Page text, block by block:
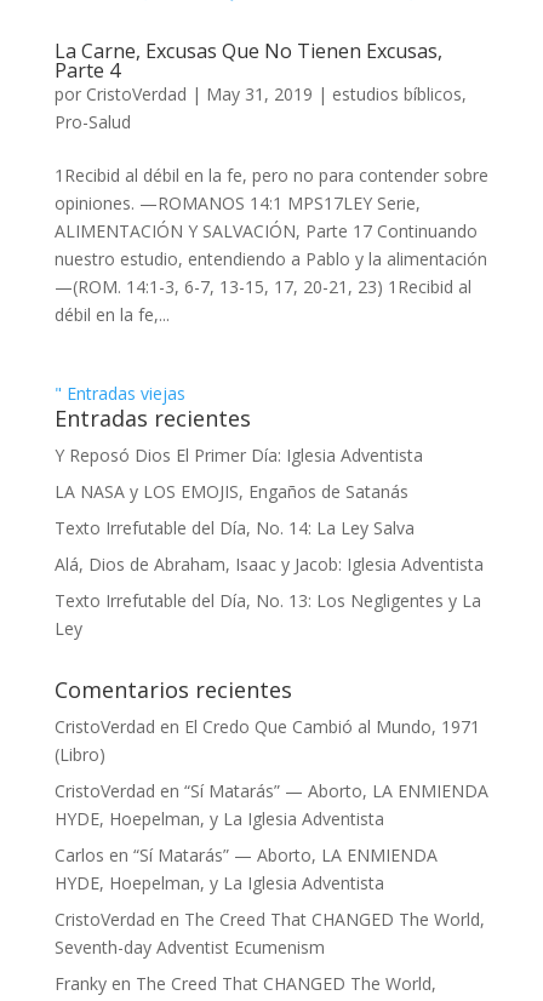
La Carne, Excusas Que No Tienen Excusas,
Parte 4
por CristoVerdad | May 31, 2019 | estudios bíblicos,
Pro-Salud
1Recibid al débil en la fe, pero no para contender sobre
opiniones. —ROMANOS 14:1 MPS17LEY Serie,
ALIMENTACIÓN Y SALVACIÓN, Parte 17 Continuando
nuestro estudio, entendiendo a Pablo y la alimentación
—(ROM. 14:1-3, 6-7, 13-15, 17, 20-21, 23) 1Recibid al
débil en la fe,...
" Entradas viejas
Entradas recientes
Y Reposó Dios El Primer Día: Iglesia Adventista
LA NASA y LOS EMOJIS, Engaños de Satanás
Texto Irrefutable del Día, No. 14: La Ley Salva
Alá, Dios de Abraham, Isaac y Jacob: Iglesia Adventista
Texto Irrefutable del Día, No. 13: Los Negligentes y La
Ley
Comentarios recientes
CristoVerdad en El Credo Que Cambió al Mundo, 1971
(Libro)
CristoVerdad en “Sí Matarás” — Aborto, LA ENMIENDA
HYDE, Hoepelman, y La Iglesia Adventista
Carlos en “Sí Matarás” — Aborto, LA ENMIENDA
HYDE, Hoepelman, y La Iglesia Adventista
CristoVerdad en The Creed That CHANGED The World,
Seventh-day Adventist Ecumenism
Frankyen The Creed That CHANGED The World,